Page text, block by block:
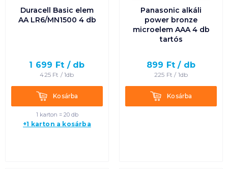
növekvő
Egységár szerint
csökkenő
Termék neve A-Z
Termék neve Z-A
Duracell Basic elem
AA LR6/MN1500 4 db
1 699 Ft / db
425Ft /1db
KosárbaKosárba
1 karton = 20 db
+1 karton a kosárba
Panasonic alkáli
power bronze
microelem AAA 4 db
tartós
899 Ft / db
225 Ft / 1db
KosárbaKosárba